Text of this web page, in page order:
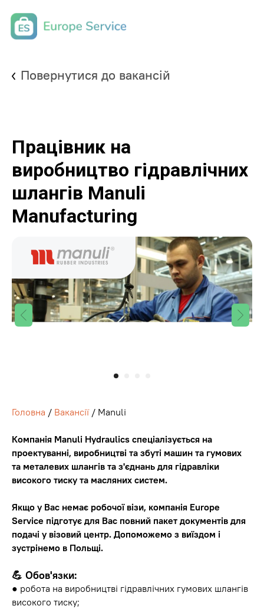
Повернутися до вакансій
Працівник на
виробництво гідравлічних
шлангів Manuli
Manufacturing
Головна / Вакансії/ Manuli
Компанія Manuli Hydraulics спеціалізується на
проектуванні, виробництві та збуті машин та гумових
та металевих шлангів та з'єднань для гідравліки
високого тиску та масляних систем.
Якщо у Вас немає робочої візи, компанія Europe
Service підготує для Вас повний пакет документів для
подачі у візовий центр. Допоможемо з виїздом і
зустрінемо в Польщі.
💪 Обов'язки:
● робота на виробництві гідравлічних гумових шлангів
високого тиску;